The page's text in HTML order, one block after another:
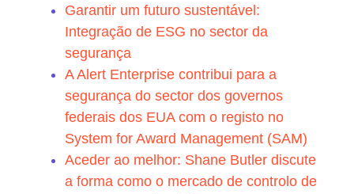
Garantir um futuro sustentável:
Integração de ESG no sector da
segurança
A Alert Enterprise contribui para a
segurança do sector dos governos
federais dos EUA com o registo no
System for Award Management (SAM)
Aceder ao melhor: Shane Butler discute
a forma como o mercado de controlo de